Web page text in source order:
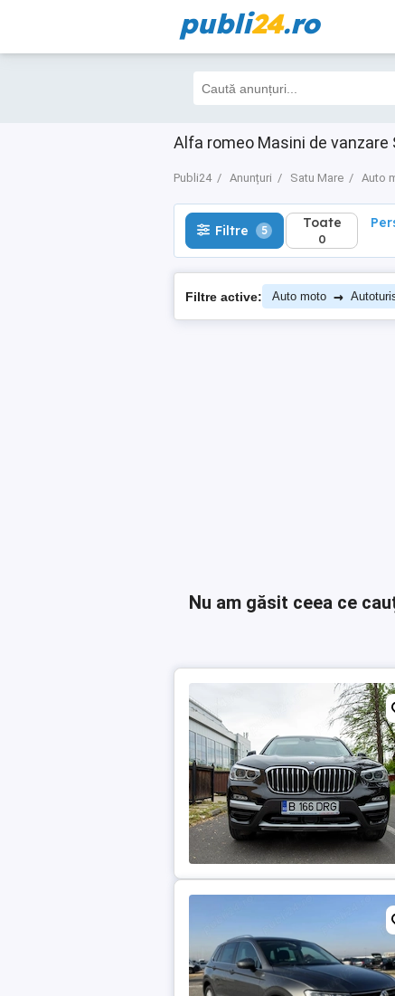
publi24.ro
Alfa romeo Masini de
Publi24 Anunțuri Satu Mare Auto
Filtre 5 Toate
0
Filtre 5 Toate
0
Filtre active: Auto moto →
Nu am găsit ceea ce